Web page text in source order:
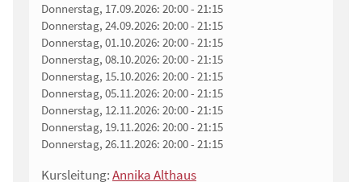
Donnerstag, 17.09.2026: 20:00 - 21:15
Donnerstag, 24.09.2026: 20:00 - 21:15
Donnerstag, 01.10.2026: 20:00 - 21:15
Donnerstag, 08.10.2026: 20:00 - 21:15
Donnerstag, 15.10.2026: 20:00 - 21:15
Donnerstag, 05.11.2026: 20:00 - 21:15
Donnerstag, 12.11.2026: 20:00 - 21:15
Donnerstag, 19.11.2026: 20:00 - 21:15
Donnerstag, 26.11.2026: 20:00 - 21:15
Kursleitung:Annika Althaus